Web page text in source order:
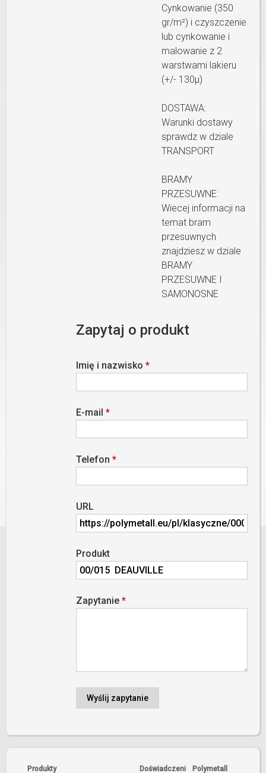
Cynkowanie (350
gr/m²) i czyszczenie
lub cynkowanie i
malowanie z 2
warstwami lakieru
(+/- 130µ)
DOSTAWA:
Warunki dostawy
sprawdz w dziale
TRANSPORT
BRAMY
PRZESUWNE:
Wiecej informacji na
temat bram
przesuwnych
znajdziesz w dziale
BRAMY
PRZESUWNE I
SAMONOSNE
Zapytaj o produkt
Imię i nazwisko *
E-mail *
Telefon *
URL
Produkt
Zapytanie *
Produkty Doświadczeni Polymetall